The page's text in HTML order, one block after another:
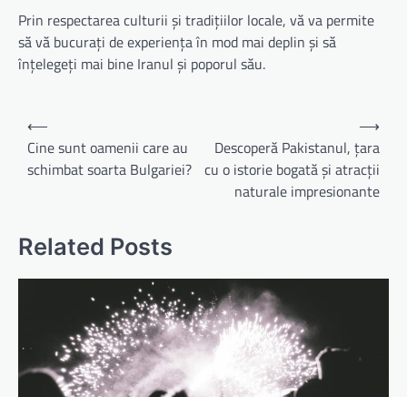
Prin respectarea culturii și tradițiilor locale, vă va permite
să vă bucurați de experiența în mod mai deplin și să
înțelegeți mai bine Iranul și poporul său.
Navigare
în
articole
⟵
Cine sunt oamenii care au
schimbat soarta Bulgariei?
Descoperă Pakistanul, țara
cu o istorie bogată și atracții
naturale impresionante
⟶
Related Posts